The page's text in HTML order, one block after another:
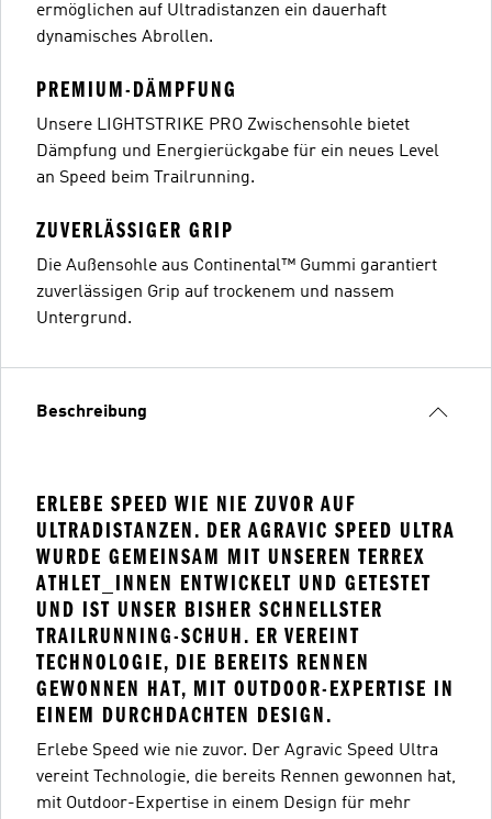
ermöglichen auf Ultradistanzen ein dauerhaft
dynamisches Abrollen.
PREMIUM-DÄMPFUNG
Unsere LIGHTSTRIKE PRO Zwischensohle bietet
Dämpfung und Energierückgabe für ein neues Level
an Speed beim Trailrunning.
ZUVERLÄSSIGER GRIP
Die Außensohle aus Continental™ Gummi garantiert
zuverlässigen Grip auf trockenem und nassem
Untergrund.
Beschreibung
ERLEBE SPEED WIE NIE ZUVOR AUF
ULTRADISTANZEN. DER AGRAVIC SPEED ULTRA
WURDE GEMEINSAM MIT UNSEREN TERREX
ATHLET_INNEN ENTWICKELT UND GETESTET
UND IST UNSER BISHER SCHNELLSTER
TRAILRUNNING-SCHUH. ER VEREINT
TECHNOLOGIE, DIE BEREITS RENNEN
GEWONNEN HAT, MIT OUTDOOR-EXPERTISE IN
EINEM DURCHDACHTEN DESIGN.
Erlebe Speed wie nie zuvor. Der Agravic Speed Ultra
vereint Technologie, die bereits Rennen gewonnen hat,
mit Outdoor-Expertise in einem Design für mehr